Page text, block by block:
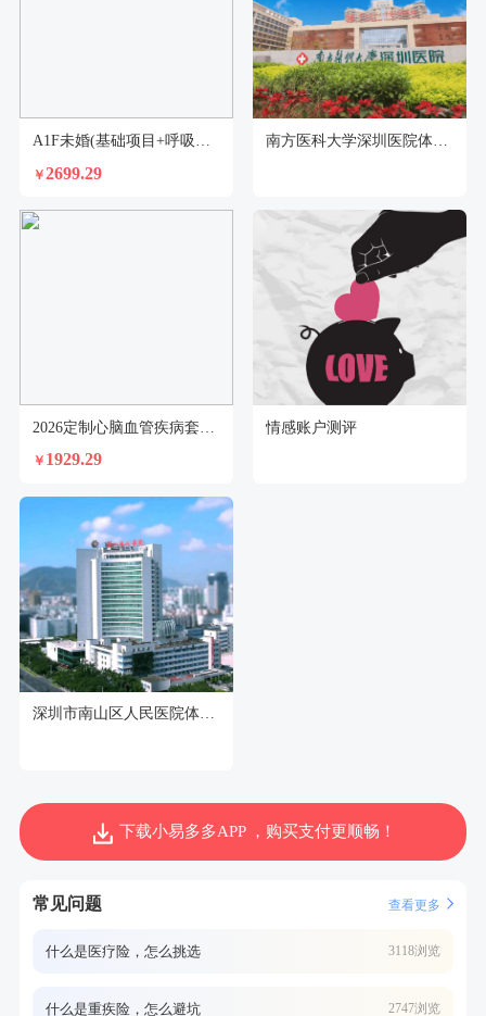
￥2699.29
南方医科大学深圳医院体检中心
￥ 1929.29
情感账户测评
深圳市南山区人民医院体检中心
下载小易多多APP ，购买支付更顺畅！
常见问题 查看更多
什么是医疗险，怎么挑选 3118浏览
什么是重疾险，怎么避坑 2747浏览